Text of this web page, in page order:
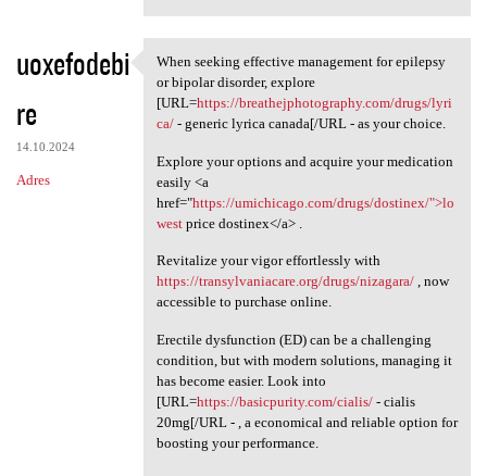
uoxefodebi
re
14.10.2024
Adres
When seeking effective
When seeking effective management for epilepsy
or bipolar disorder, explore
[URL=https://breathejphotography.com/drugs/lyri
ca/- generic lyrica canada[/URL - as your choice.
Explore your options and acquire your medication
easily <a
href="https://umichicago.com/drugs/dostinex/">lo
westprice dostinex</a> .
Revitalize your vigor effortlessly with
https://transylvaniacare.org/drugs/nizagara/, now
accessible to purchase online.
Erectile dysfunction (ED) can be a challenging
condition, but with modern solutions, managing it
has become easier. Look into
[URL=https://basicpurity.com/cialis/- cialis
20mg[/URL - , a economical and reliable option for
boosting your performance.